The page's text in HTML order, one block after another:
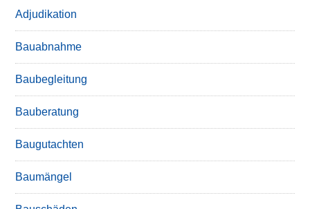
Adjudikation
Bauabnahme
Baubegleitung
Bauberatung
Baugutachten
Baumängel